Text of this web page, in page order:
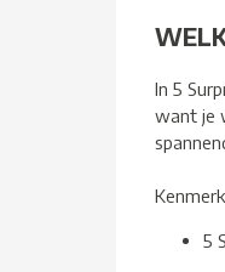
In 5
want je
5